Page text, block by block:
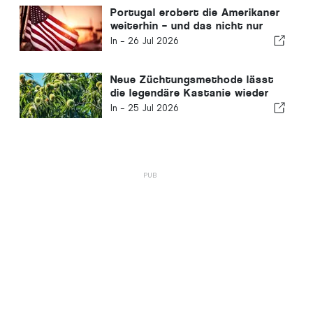
Portugal erobert die Amerikaner
weiterhin – und das nicht nur
wegen der Sonne
In - 26 Jul 2026
Neue Züchtungsmethode lässt
die legendäre Kastanie wieder
aufleben
In - 25 Jul 2026